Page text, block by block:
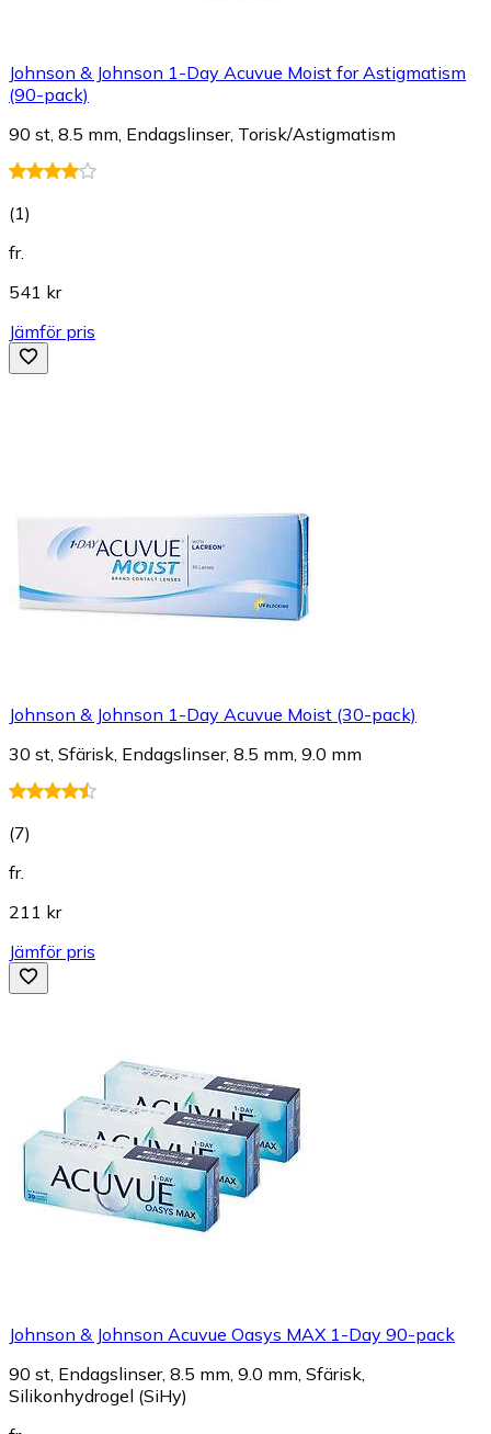
Johnson & Johnson 1-Day Acuvue Moist for Astigmatism
(90-pack)
90 st, 8.5 mm, Endagslinser, Torisk/Astigmatism
(1)
fr.
541 kr
Jämför pris
Johnson & Johnson 1-Day Acuvue Moist (30-pack)
30 st, Sfärisk, Endagslinser, 8.5 mm, 9.0 mm
(7)
fr.
211 kr
Jämför pris
Johnson & Johnson Acuvue Oasys MAX 1-Day 90-pack
90 st, Endagslinser, 8.5 mm, 9.0 mm, Sfärisk,
Silikonhydrogel (SiHy)